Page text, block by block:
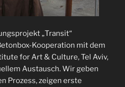
„Transit“
Kooperation mit dem
for Art & Culture, Tel Aviv,
Austausch. Wir geben
Prozess, zeigen erste